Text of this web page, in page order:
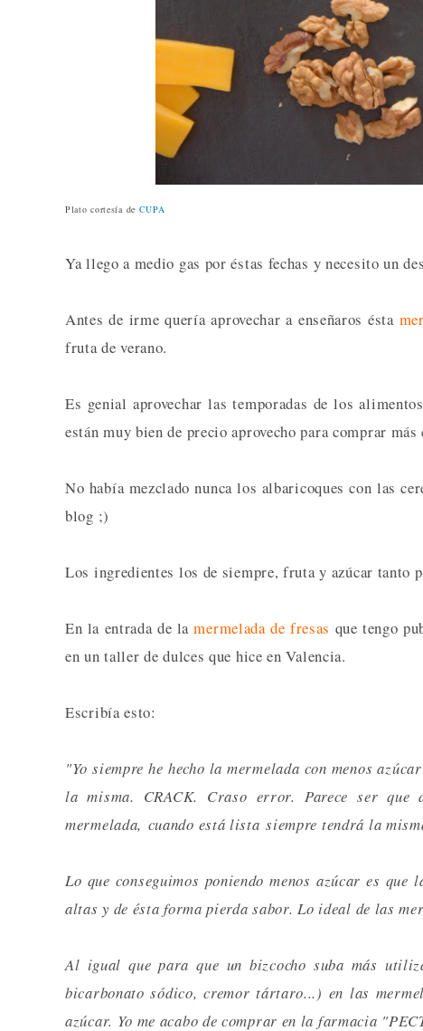
Plato cortesía de CUPA
Ya llego a medio gas por éstas fechas y necesito un
Antes de irme quería aprovechar a enseñaros ésta
fruta de verano.
Es genial aprovechar las temporadas de los
están muy bien de precio aprovecho para comprar
No había mezclado nunca los albaricoques con las
blog ;)
Los ingredientes los de siempre, fruta y azúcar tanto
En la entrada de lamermelada de fresas que tengo
en un taller de dulces que hice en Valencia.
Escribía esto:
"Yo siempre he hecho la mermelada con menos
la misma. CRACK. Craso error. Parece ser
mermelada, cuando está lista siempre tendrá la
Lo que conseguimos poniendo menos azúcar es
altas y de ésta forma pierda sabor. Lo ideal de las
Al igual que para que un bizcocho suba más
bicarbonato sódico, cremor tártaro...) en las
azúcar. Yo me acabo de comprar en la farmacia